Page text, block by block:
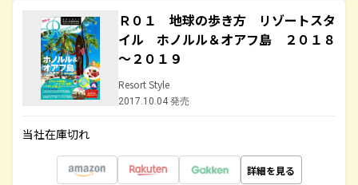
Ｒ０１ 地球の歩き方 リゾートスタ
イル ホノルル＆オアフ島 ２０１８
～２０１９
Resort Style
2017.10.04 発売
当社在庫切れ
詳細を見る